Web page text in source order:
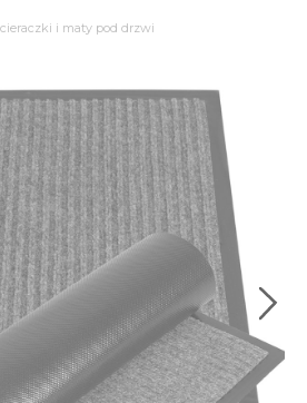
i maty pod drzwi